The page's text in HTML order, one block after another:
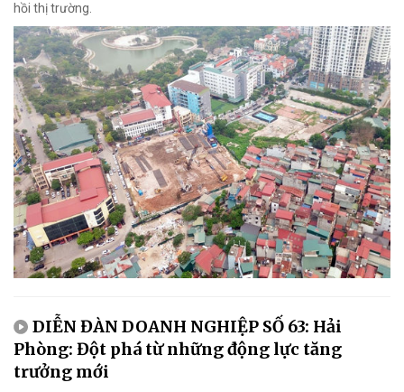
hồi thị trường.
DIỄN ĐÀN DOANH NGHIỆP SỐ 63: Hải
Phòng: Đột phá từ những động lực tăng
trưởng mới